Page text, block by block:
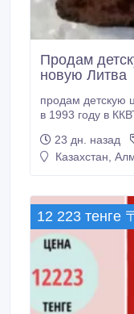
Продам
новую Литва
продам детскую
в 1993 году в
23 дн. назад
Казахстан,
12 223 тенге